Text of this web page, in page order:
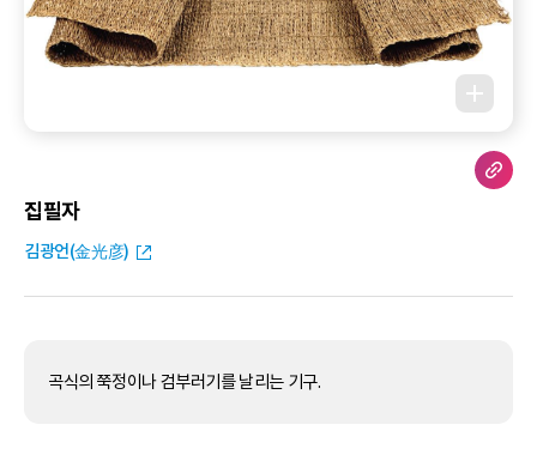
집필자
김광언(金光彦)
곡식의 쭉정이나 검부러기를 날리는 기구.